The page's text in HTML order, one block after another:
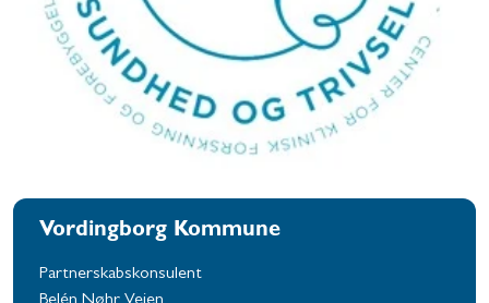
Vordingborg Kommune
Partnerskabskonsulent